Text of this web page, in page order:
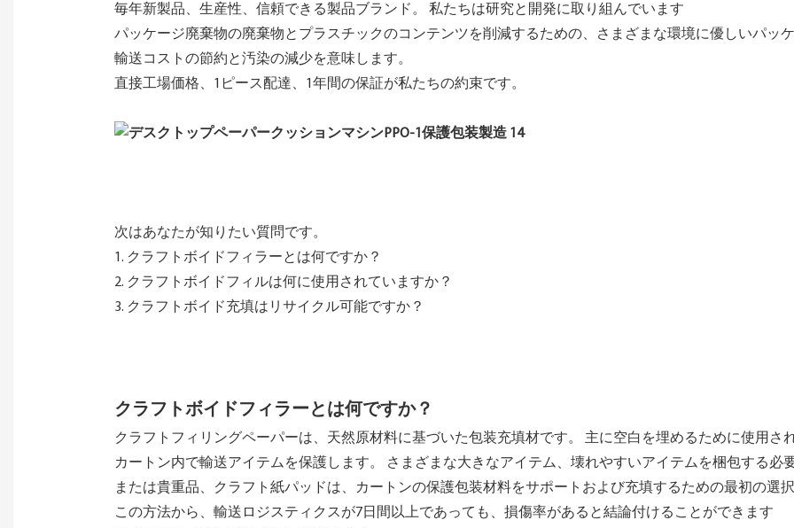
毎年新製品、生産性、信頼できる製品ブランド。 私たちは研究と開発に取り組んでいます
パッケージ廃棄物の廃棄物とプラスチックのコンテンツを削減するための、さまざまな環境に優しいパッ
輸送コストの節約と汚染の減少を意味します。
直接工場価格、1ピース配達、1年間の保証が私たちの約束です。
次はあなたが知りたい質問です。
1. クラフトボイドフィラーとは何ですか？
2. クラフトボイドフィルは何に使用されていますか？
3. クラフトボイド充填はリサイクル可能ですか？
クラフトボイドフィラーとは何ですか？
クラフトフィリングペーパーは、天然原材料に基づいた包装充填材です。 主に空白を埋めるために使用さ
カートン内で輸送アイテムを保護します。 さまざまな大きなアイテム、壊れやすいアイテムを梱包する必
または貴重品、クラフト紙パッドは、カートンの保護包装材料をサポートおよび充填するための最初の選
この方法から、輸送ロジスティクスが7日間以上であっても、損傷率があると結論付けることができます